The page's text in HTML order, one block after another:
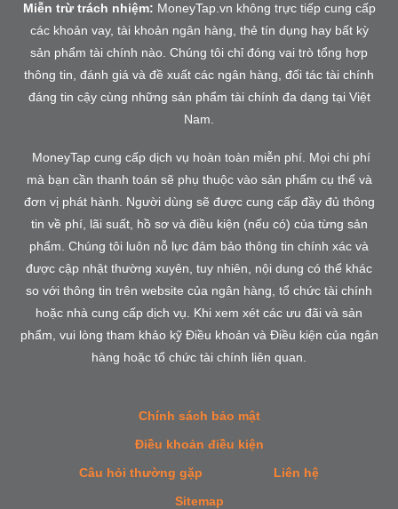
Miễn trừ trách nhiệm: MoneyTap.vn không trực tiếp cung cấp
các khoản vay, tài khoản ngân hàng, thẻ tín dụng hay bất kỳ
sản phẩm tài chính nào. Chúng tôi chỉ đóng vai trò tổng hợp
thông tin, đánh giá và đề xuất các ngân hàng, đối tác tài chính
đáng tin cậy cùng những sản phẩm tài chính đa dạng tại Việt
Nam.
MoneyTap cung cấp dịch vụ hoàn toàn miễn phí. Mọi chi phí
mà bạn cần thanh toán sẽ phụ thuộc vào sản phẩm cụ thể và
đơn vị phát hành. Người dùng sẽ được cung cấp đầy đủ thông
tin về phí, lãi suất, hồ sơ và điều kiện (nếu có) của từng sản
phẩm. Chúng tôi luôn nỗ lực đảm bảo thông tin chính xác và
được cập nhật thường xuyên, tuy nhiên, nội dung có thể khác
so với thông tin trên website của ngân hàng, tổ chức tài chính
hoặc nhà cung cấp dịch vụ. Khi xem xét các ưu đãi và sản
phẩm, vui lòng tham khảo kỹ Điều khoản và Điều kiện của ngân
hàng hoặc tổ chức tài chính liên quan.
Chính sách bảo mật
Điều khoản điều kiện
Câu hỏi thường gặp
Liên hệ
Sitemap